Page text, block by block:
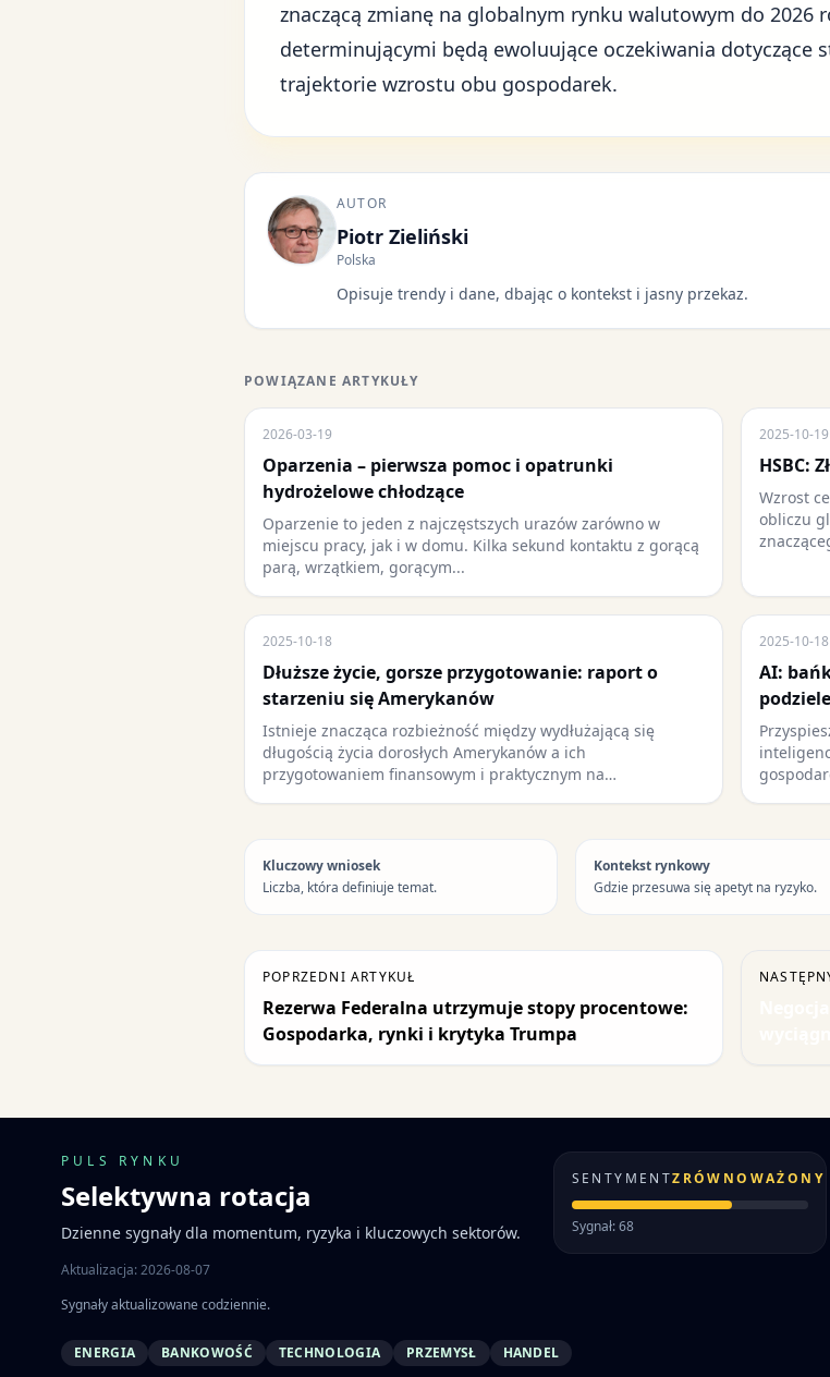
znaczącą zmianę na globalnym rynku walutowym do 2026
determinującymi będą ewoluujące oczekiwania dotyczące
trajektorie wzrostu obu gospodarek.
AUTOR
Piotr Zieliński
Polska
Opisuje trendy i dane, dbając o kontekst i jasny przekaz.
POWIĄZANE ARTYKUŁY
2026-03-19
Oparzenia – pierwsza pomoc i opatrunki
hydrożelowe chłodzące
Oparzenie to jeden z najczęstszych urazów zarówno w
miejscu pracy, jak i w domu. Kilka sekund kontaktu z gorącą
parą, wrzątkiem, gorącym...
2025-10-19
HSBC:
Wzrost
obliczu
2025-10-18
Dłuższe życie, gorsze przygotowanie: raport o
starzeniu się Amerykanów
Istnieje znacząca rozbieżność między wydłużającą się
długością życia dorosłych Amerykanów a ich
przygotowaniem finansowym i praktycznym na…
2025-10-18
AI:
Kluczowy wniosek
Liczba, która definiuje temat.
Kontekst rynkowy
Gdzie przesuwa się apetyt na ryzyko.
POPRZEDNI ARTYKUŁ
Rezerwa Federalna utrzymuje stopy procentowe:
Gospodarka, rynki i krytyka Trumpa
PULS RYNKU
Selektywna rotacja
Dzienne sygnały dla momentum, ryzyka i kluczowych sektorów.
Aktualizacja: 2026-08-07
Sygnały aktualizowane codziennie.
SENTYMENTZRÓWNOWAŻONY
Sygnał: 68
ENERGIA BANKOWOŚĆ TECHNOLOGIA PRZEMYSŁ HANDEL